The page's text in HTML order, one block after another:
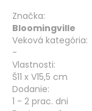
Značka:
Bloomingville
Veková kategória:
-
Vlastnosti:
Š11 x V15,5 cm
Dodanie:
1 - 2 prac. dni